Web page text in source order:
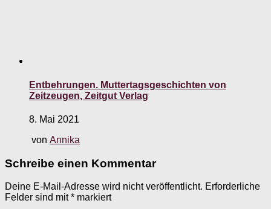
Entbehrungen. Muttertagsgeschichten von
Zeitzeugen, Zeitgut Verlag
8. Mai 2021
von Annika
Schreibe einen Kommentar
Deine E-Mail-Adresse wird nicht veröffentlicht. Erforderliche
Felder sind mit* markiert